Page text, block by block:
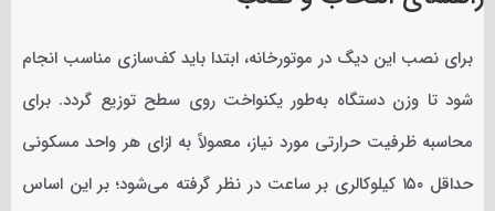
برای نصب این دیگ در موتورخانه، ابتدا باید کف‌سازی مناسب انجام
شود تا وزن دستگاه به‌طور یکنواخت روی سطح توزیع گردد. برای
محاسبه ظرفیت حرارتی مورد نیاز، معمولاً به ازای هر واحد مسکونی
حداقل ۱۵۰ کیلوکالری بر ساعت در نظر گرفته می‌شود؛ بر این اساس